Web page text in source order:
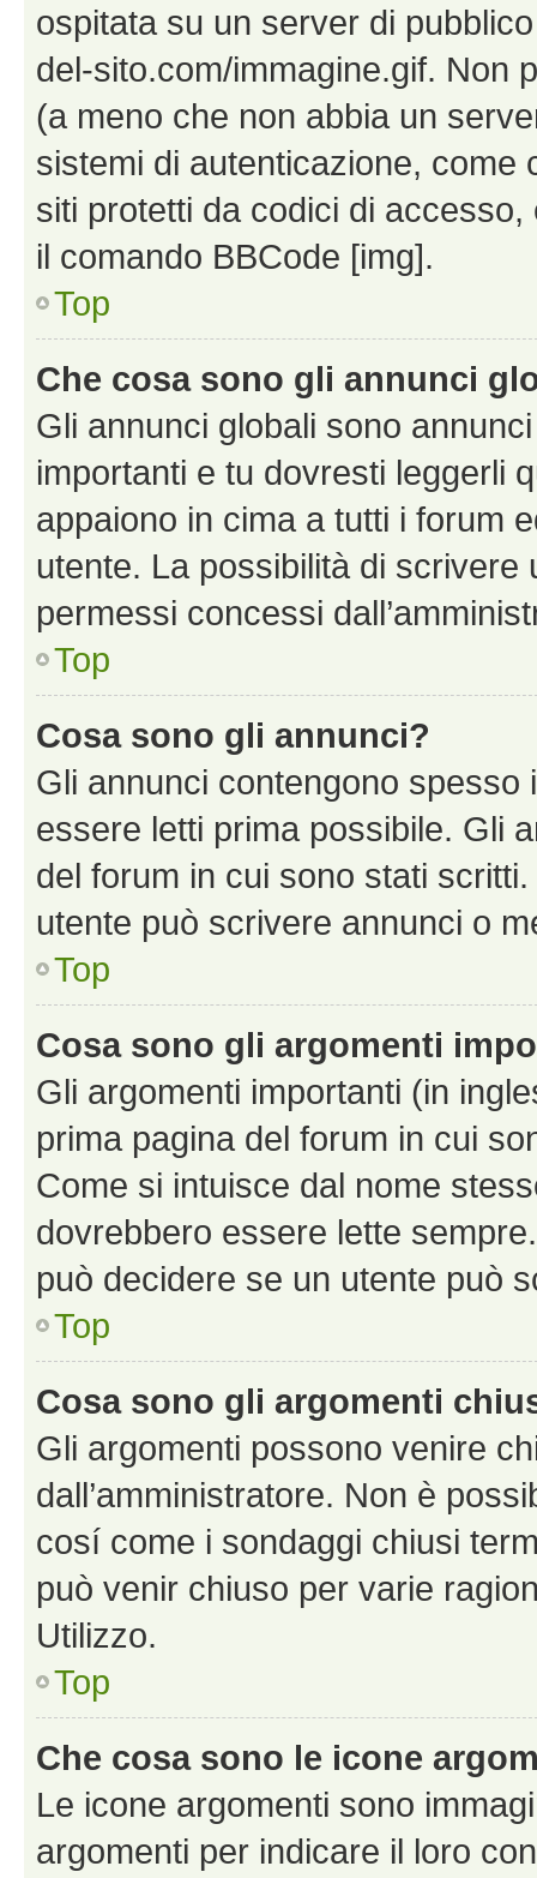
ospitata su un server di
del-sito.com/immagine.gif. Non
(a meno che non abbia un
sistemi di autenticazione, come
siti protetti da codici di
il comando BBCode [img].
Top
Che cosa sono gli annunci
Gli annunci globali sono
importanti e tu dovresti leggerli
appaiono in cima a tutti i forum
utente. La possibilità di
permessi concessi
Top
Cosa sono gli annunci?
Gli annunci contengono
essere letti prima possibile. Gli
del forum in cui sono stati
utente può scrivere annunci o
Top
Cosa sono gli argomenti
Gli argomenti importanti (in
prima pagina del forum in cui
Come si intuisce dal nome
dovrebbero essere lette
può decidere se un utente può
Top
Cosa sono gli argomenti
Gli argomenti possono venire
dall’amministratore. Non è
cosí come i sondaggi chiusi
può venir chiuso per varie
Utilizzo.
Top
Che cosa sono le icone
Le icone argomenti sono
argomenti per indicare il loro